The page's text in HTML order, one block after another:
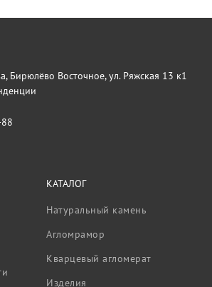
Бирюлёво Восточное, ул. Ряжская 13 к1
КАТАЛОГ
Натуральный камень
Агломрамор
Кварцевый агломерат
Изделия